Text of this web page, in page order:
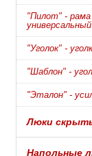
"Пилот" -
универсальный
"Уголок" -
"Шаблон" -
"Эталон" -
Люки
Напольные